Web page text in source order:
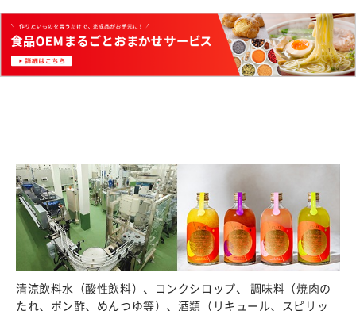
清涼飲料水（酸性飲料）、コンクシロップ、 調味料（焼肉の
たれ、ポン酢、めんつゆ等）、酒類（リキュール、スピリッ